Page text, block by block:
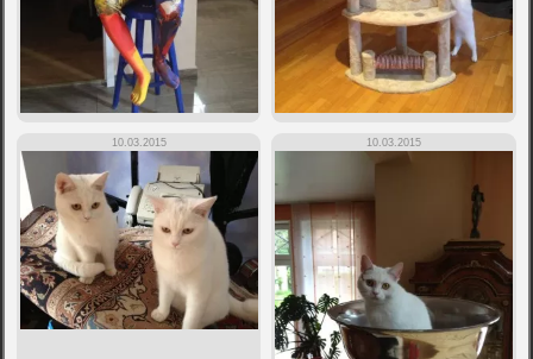
10.03.2015 10.03.2015